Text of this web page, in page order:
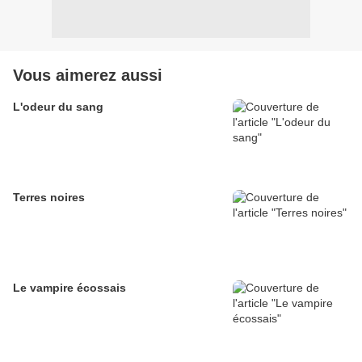
Vous aimerez aussi
L'odeur du sang
Terres noires
Le vampire écossais